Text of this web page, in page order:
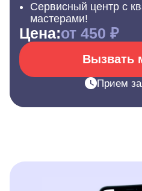
Сервисный центр с
мастерами!
Цена:от 450 ₽
Вызвать
Прием